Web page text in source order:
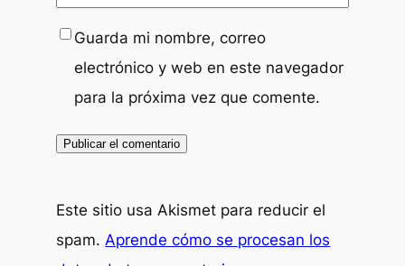
Guarda mi nombre, correo
electrónico y web en este navegador
para la próxima vez que comente.
Este sitio usa Akismet para reducir el
spam.Aprende cómo se procesan los